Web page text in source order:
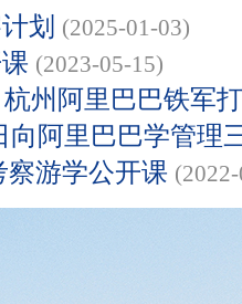
划 (2025-01-03)
(2023-05-15)
杭州阿里巴巴铁军
向阿里巴巴学管理
察游学公开课